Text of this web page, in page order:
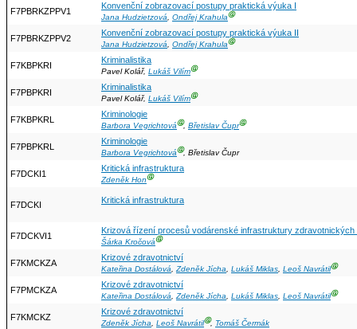
F7PBRKZPPV1
Konvenční zobrazovací postupy praktická výuka I
Jana Hudzietzová, Ondřej KrahulaⒼ
F7PBRKZPPV2
Konvenční zobrazovací postupy praktická výuka II
Jana Hudzietzová, Ondřej KrahulaⒼ
F7KBPKRI
Kriminalistika
Pavel Kolář, Lukáš VilímⒼ
F7PBPKRI
Kriminalistika
Pavel Kolář, Lukáš VilímⒼ
F7KBPKRL
Kriminologie
Barbora VegrichtováⒼ, Břetislav ČuprⒼ
F7PBPKRL
Kriminologie
Barbora VegrichtováⒼ, Břetislav Čupr
F7DCKI1
Kritická infrastruktura
Zdeněk HonⒼ
F7DCKI Kritická infrastruktura
F7DCKVI1
Krizová řízení procesů vodárenské infrastruktury zdravotnických
Šárka KročováⒼ
F7KMCKZA
Krizové zdravotnictví
Kateřina Dostálová,Zdeněk Jícha, Lukáš Miklas, Leoš NavrátilⒼ
F7PMCKZA
Krizové zdravotnictví
Kateřina Dostálová,Zdeněk Jícha, Lukáš Miklas, Leoš NavrátilⒼ
F7KMCKZ
Krizové zdravotnictví
Zdeněk Jícha, Leoš NavrátilⒼ, Tomáš Čermák